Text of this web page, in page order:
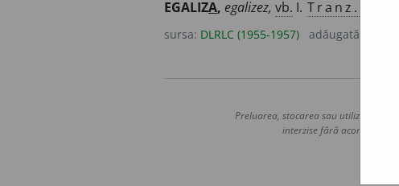
EGALIZA, egalizez, vb. I. Tranz.
sursa: DLRLC (1955-1957) adăugată de
Preluarea, stocarea sau utilizarea
interzise fără acordul